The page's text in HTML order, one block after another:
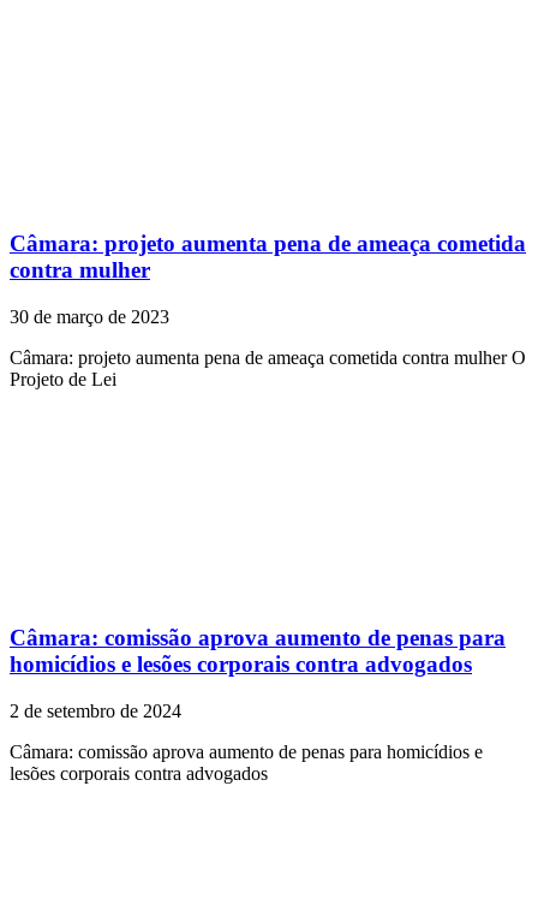
Câmara: projeto aumenta pena de ameaça cometida
contra mulher
30 de março de 2023
Câmara: projeto aumenta pena de ameaça cometida contra mulher O
Projeto de Lei
Câmara: comissão aprova aumento de penas para
homicídios e lesões corporais contra advogados
2 de setembro de 2024
Câmara: comissão aprova aumento de penas para homicídios e
lesões corporais contra advogados